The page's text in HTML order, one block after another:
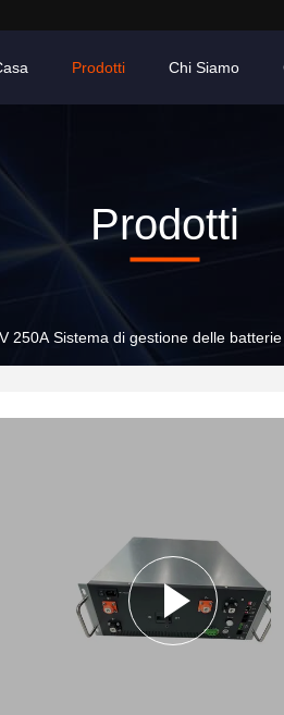
Prodotti Chi Siamo
Prodotti
250A Sistema di gestione delle